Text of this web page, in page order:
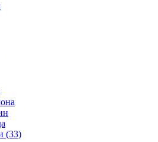
(33)